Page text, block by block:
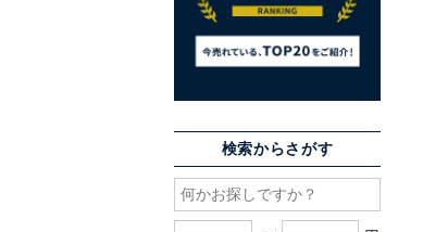
検索からさがす